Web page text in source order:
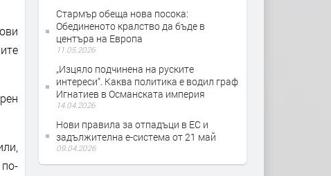
Стармър обеща нова посока:
Обединеното кралство да бъде в
центъра на Европа
11.05.2026
„Изцяло подчинена на руските
интереси“. Каква политика е водил граф
Игнатиев в Османската империя
14.04.2026
Нови правила за отпадъци в ЕС и
задължителна е-система от 21 май
09.04.2026